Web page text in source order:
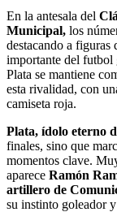
En la antesala del
Municipal, los
destacando a figuras
importante del futbol
Plata se mantiene
esta rivalidad, con
camiseta roja.
Plata, ídolo eterno
finales, sino que
momentos clave.
aparece Ramón
artillero de
su instinto goleador